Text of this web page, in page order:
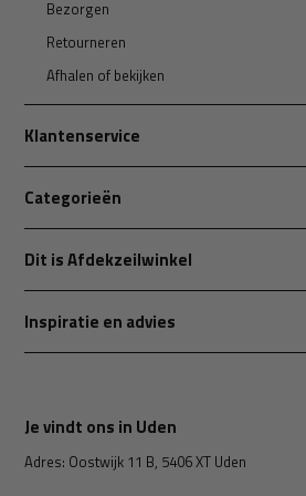
Bezorgen
Retourneren
Afhalen of bekijken
Klantenservice
Categorieën
Dit is Afdekzeilwinkel
Inspiratie en advies
Je vindt ons in Uden
Adres: Oostwijk 11 B, 5406 XT Uden